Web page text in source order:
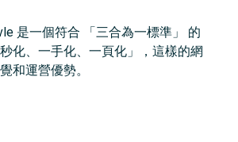
是一個符合 「三合為一標準」 的
化、一手化、一頁化」，這樣的網
和運營優勢。